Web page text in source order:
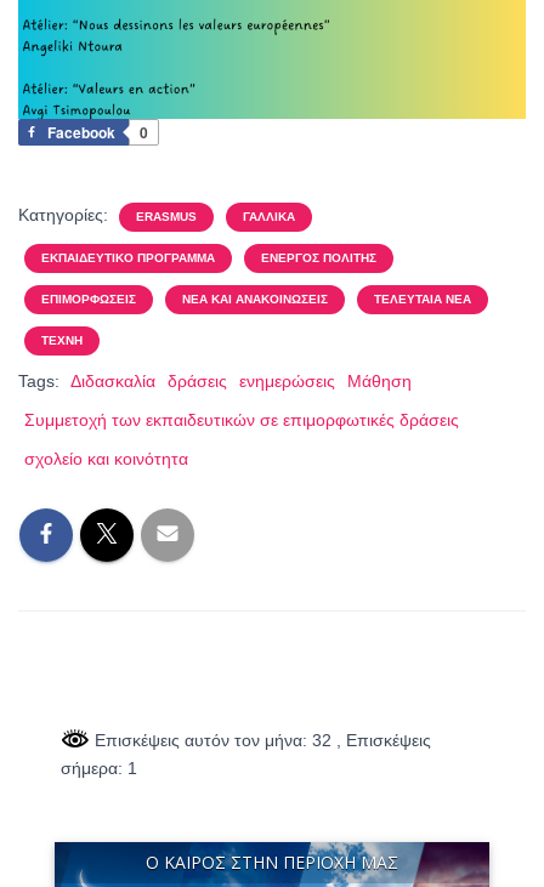
Facebook 0
Κατηγορίες: ERASMUS ΓΑΛΛΙΚΆ
ΕΚΠΑΙΔΕΥΤΙΚΌ ΠΡΌΓΡΑΜΜΑ ΕΝΕΡΓΌΣ ΠΟΛΊΤΗΣ
ΕΠΙΜΟΡΦΏΣΕΙΣ ΝΈΑ ΚΑΙ ΑΝΑΚΟΙΝΏΣΕΙΣ ΤΕΛΕΥΤΑΊΑ ΝΈΑ
ΤΈΧΝΗ
Tags: Διδασκαλία δράσεις ενημερώσεις
Μάθηση
Συμμετοχή των εκπαιδευτικών σε επιμορφωτικές δράσεις
σχολείο και κοινότητα
Επισκέψεις αυτόν τον μήνα: 32
, Επισκέψεις
σήμερα: 1
Ο ΚΑΙΡΌΣ ΣΤΗΝ ΠΕΡΙΟΧΉ ΜΑΣ